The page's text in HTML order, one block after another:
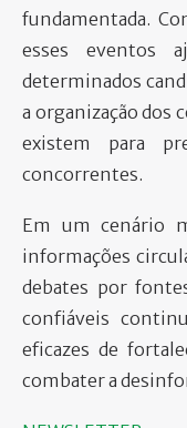
fundamentada.
esses eventos
determinados
a organização dos
existem para
concorrentes.
Em um cenário
informações
debates por
confiáveis
eficazes de
combater a